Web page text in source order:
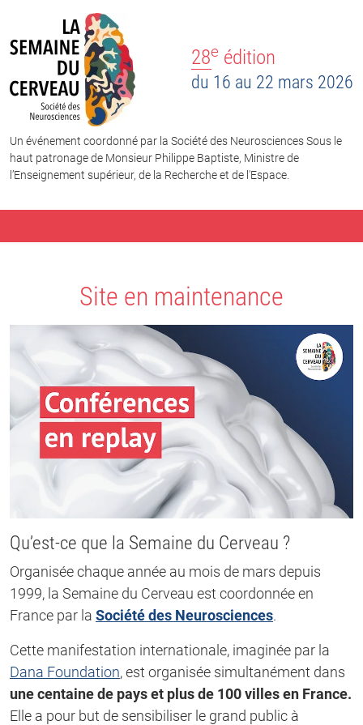
28e édition
du 16 au 22 mars 2026
Un événement coordonné par la Société des Neurosciences Sous le
haut patronage de Monsieur Philippe Baptiste, Ministre de
l’Enseignement supérieur, de la Recherche et de l'Espace.
Site en maintenance
Qu’est-ce que la Semaine du Cerveau ?
Organisée chaque année au mois de mars depuis
1999, la Semaine du Cerveau est coordonnée en
France par la Société des Neurosciences.
Cette manifestation internationale, imaginée par la
Dana Foundation, est organisée simultanément dans
une centaine de pays et plus de 100 villes en France.
Elle a pour but de sensibiliser le grand public à